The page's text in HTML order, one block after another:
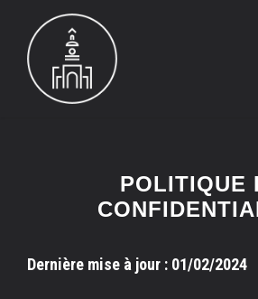
POLITIQUE
Dernière mise à jour : 01/02/2024